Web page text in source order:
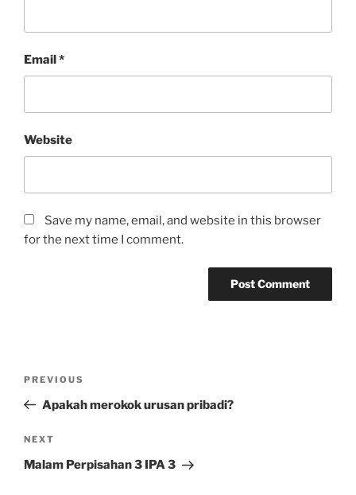
Email*
Website
Save my name, email, and website in this browser
for the next time I comment.
Previous
Post
PREVIOUS
Apakah merokok urusan pribadi?
Next
Post
NEXT
Malam Perpisahan 3 IPA 3